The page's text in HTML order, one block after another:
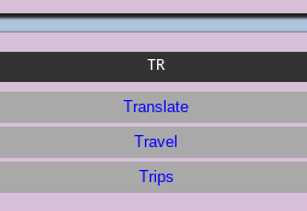
TR
Translate
Travel
Trips